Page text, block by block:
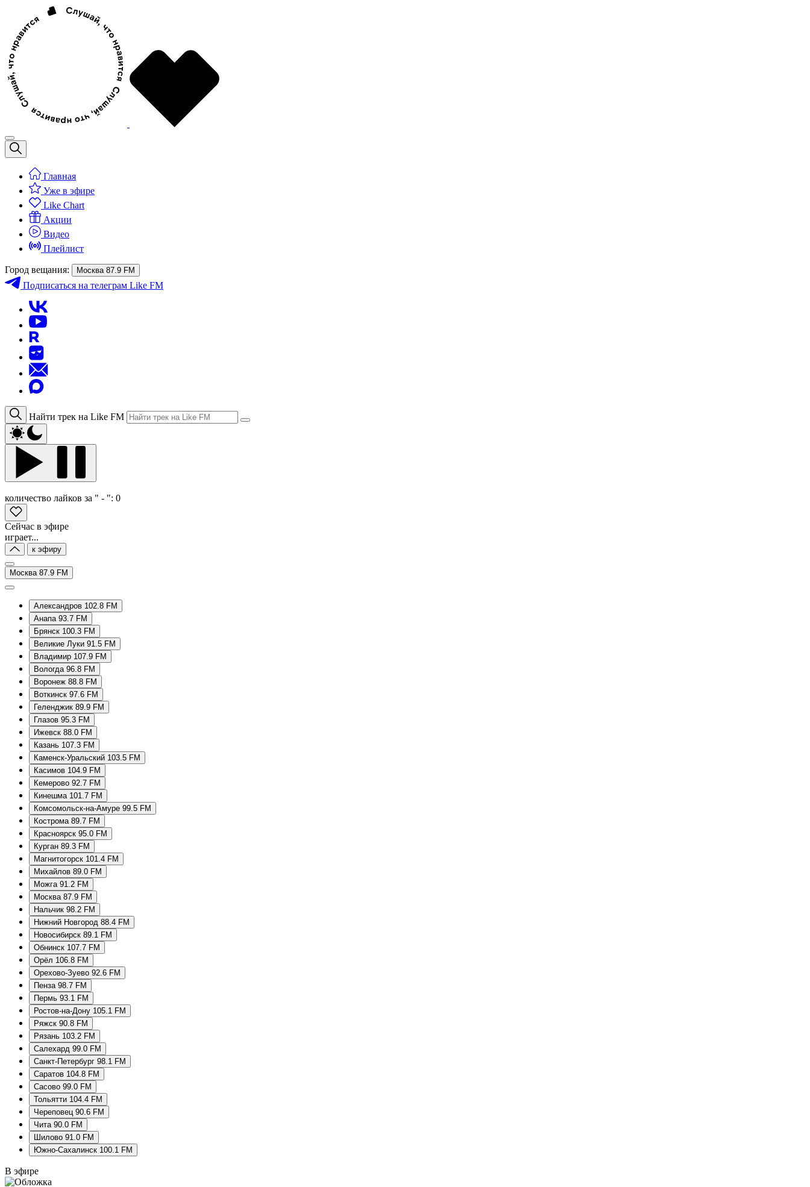
Главная
Уже в эфире
Like Chart
Акции
Видео
Плейлист
Город вещания: Москва 87.9 FM
Подписаться на телеграм Like FM
Найти трек на Like FM
количество лайков за " - ": 0
Сейчас в эфире
играет...
к эфиру
Москва 87.9 FM
Александров 102.8 FM
Анапа 93.7 FM
Брянск 100.3 FM
Великие Луки 91.5 FM
Владимир 107.9 FM
Вологда 96.8 FM
Воронеж 88.8 FM
Воткинск 97.6 FM
Геленджик 89.9 FM
Глазов 95.3 FM
Ижевск 88.0 FM
Казань 107.3 FM
Каменск-Уральский 103.5 FM
Касимов 104.9 FM
Кемерово 92.7 FM
Кинешма 101.7 FM
Комсомольск-на-Амуре 99.5 FM
Кострома 89.7 FM
Красноярск 95.0 FM
Курган 89.3 FM
Магнитогорск 101.4 FM
Михайлов 89.0 FM
Можга 91.2 FM
Москва 87.9 FM
Нальчик 98.2 FM
Нижний Новгород 88.4 FM
Новосибирск 89.1 FM
Обнинск 107.7 FM
Орёл 106.8 FM
Орехово-Зуево 92.6 FM
Пенза 98.7 FM
Пермь 93.1 FM
Ростов-на-Дону 105.1 FM
Ряжск 90.8 FM
Рязань 103.2 FM
Салехард 99.0 FM
Санкт-Петербург 98.1 FM
Саратов 104.8 FM
Сасово 99.0 FM
Тольятти 104.4 FM
Череповец 90.6 FM
Чита 90.0 FM
Шилово 91.0 FM
Южно-Сахалинск 100.1 FM
В эфире